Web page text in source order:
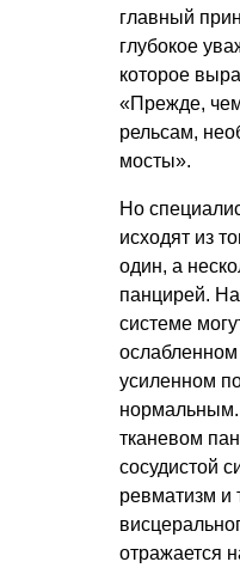
главный
глубокое
которое
«Прежде,
рельсам,
мосты».
Но
исходят из
один, а
панцирей.
системе
ослабленном
усиленном
тканевом
сосудистой
ревматизм и
отражается